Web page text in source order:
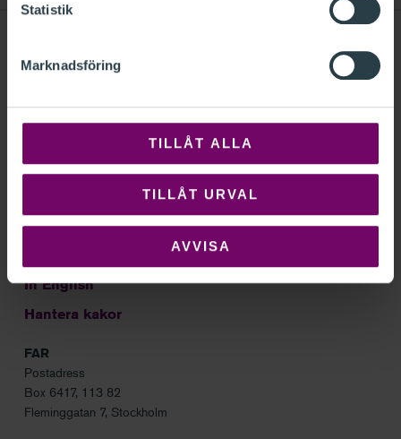
Statistik
Marknadsföring
TILLÅT ALLA
TILLÅT URVAL
AVVISA
Sök
Kontakt
Nyhetsbrev
In English
Hantera kakor
FAR
Postadress
Box 6417, 113 82
Fleminggatan 7, Stockholm